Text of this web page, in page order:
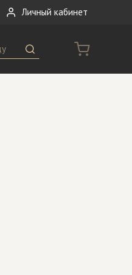
Личный кабинет
Поиск